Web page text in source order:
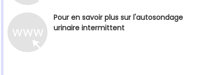
Pour en savoir plus sur l'autosondage
urinaire intermittent